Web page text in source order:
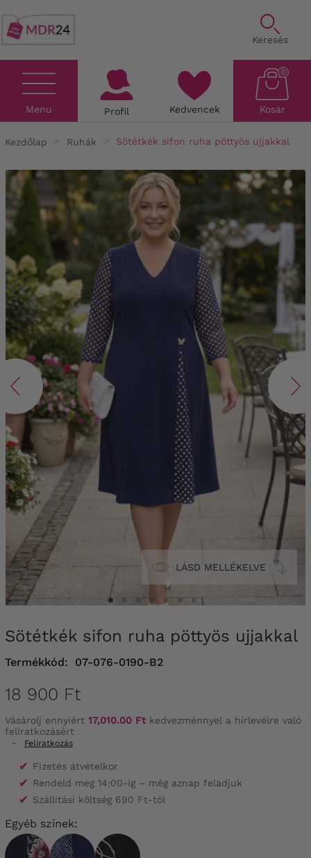
Keresés
Menu Profil Kedvencek Kosár
0
Kezdőlap Ruhák Sötétkék sifon ruha pöttyös ujjakkal
LÁSD MELLÉKELVE
Sötétkék sifon ruha pöttyös ujjakkal
Termékkód: 07-076-0190-B2
18 900 Ft
Vásárolj ennyiért 17,010.00 Ft kedvezménnyel a hírlevélre való
feliratkozásért
-
Feliratkozás
✔ Fizetés átvételkor
✔ Rendeld meg 14:00-ig – még aznap feladjuk
✔ Szállítási költség 690 Ft-tól
Egyéb színek: